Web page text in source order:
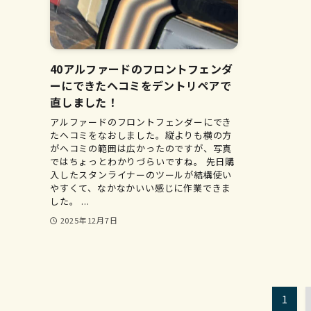
40アルファードのフロントフェンダ
ーにできたヘコミをデントリペアで
直しました！
アルファードのフロントフェンダーにでき
たヘコミをなおしました。縦よりも横の方
がヘコミの範囲は広かったのですが、写真
ではちょっとわかりづらいですね。 先日購
入したスタンライナーのツールが結構使い
やすくて、なかなかいい感じに作業できま
した。 ...
2025年12月7日
1